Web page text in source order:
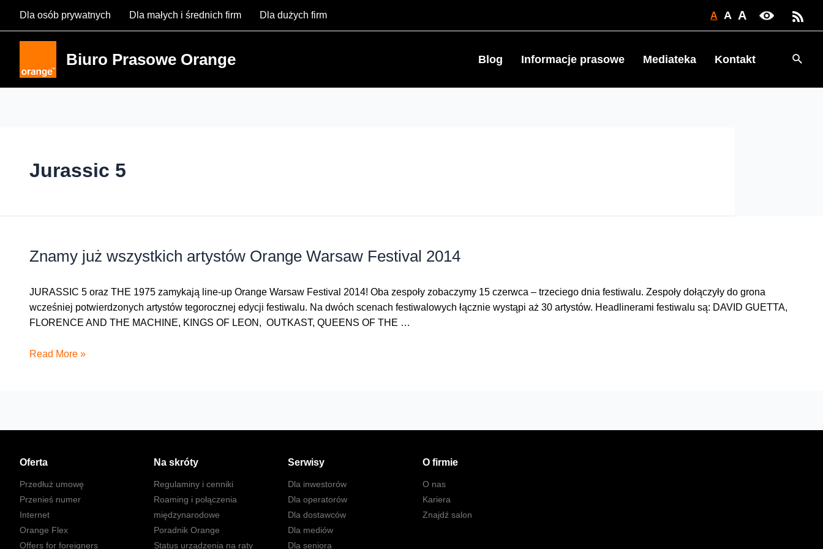
Dla osób prywatnych Dla małych i średnich firm Dla dużych firm A A A
Biuro Prasowe Orange Blog Informacje prasowe Mediateka Kontakt
Jurassic 5
Znamy już wszystkich artystów Orange Warsaw Festival 2014
JURASSIC 5 oraz THE 1975 zamykają line-up Orange Warsaw Festival 2014! Oba zespoły zobaczymy 15 czerwca – trzeciego dnia festiwalu. Zespoły dołączyły do grona
wcześniej potwierdzonych artystów tegorocznej edycji festiwalu. Na dwóch scenach festiwalowych łącznie wystąpi aż 30 artystów. Headlinerami festiwalu są: DAVID GUETTA,
FLORENCE AND THE MACHINE, KINGS OF LEON, OUTKAST, QUEENS OF THE …
Znamy
Warsaw
2014
Read More »
Oferta
Przedłuż umowę
Przenieś numer
Internet
Orange Flex
Offers for foreigners
Na skróty
Regulaminy i cenniki
Roaming i połączenia
międzynarodowe
Poradnik Orange
Status urządzenia na raty
Serwisy
Dla inwestorów
Dla operatorów
Dla dostawców
Dla mediów
Dla seniora
O firmie
O nas
Kariera
Znajdź salon